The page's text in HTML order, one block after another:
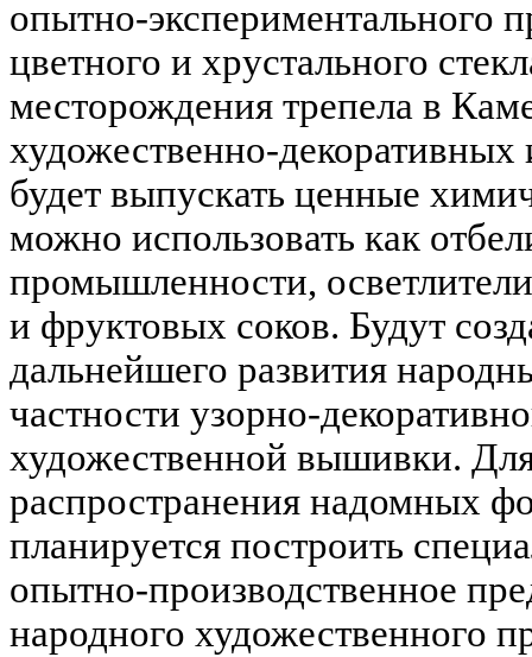
опытно-экспериментального
цветного и хрустального
месторождения трепела в
художественно-декоративных
будет выпускать ценные
можно использовать как
промышленности,
и фруктовых соков. Будут
дальнейшего развития
частности узорно-
художественной вышивки.
распространения надомных
планируется построить
опытно-производственное
народного художественного